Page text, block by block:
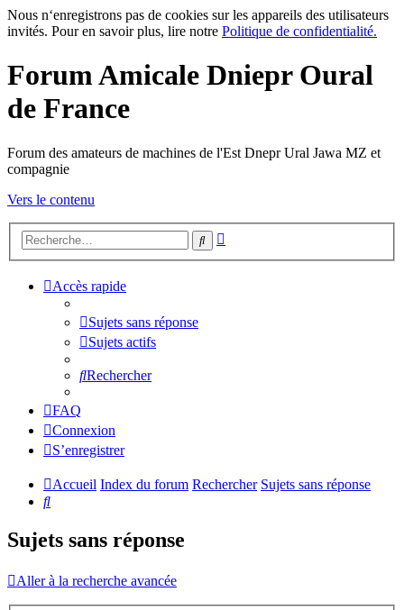
Nous n‘enregistrons pas de cookies sur les appareils des utilisateurs
invités. Pour en savoir plus, lire notre Politique de confidentialité.
Forum Amicale Dniepr Oural
de France
Forum des amateurs de machines de l'Est Dnepr Ural Jawa MZ et
compagnie
Vers le contenu
Rechercher
Accès rapide
Sujets sans réponse
Sujets actifs
Rechercher
FAQ
Connexion
S’enregistrer
Accueil Index du forum Rechercher Sujets sans réponse
Rechercher
Sujets sans réponse
Aller à la recherche avancée